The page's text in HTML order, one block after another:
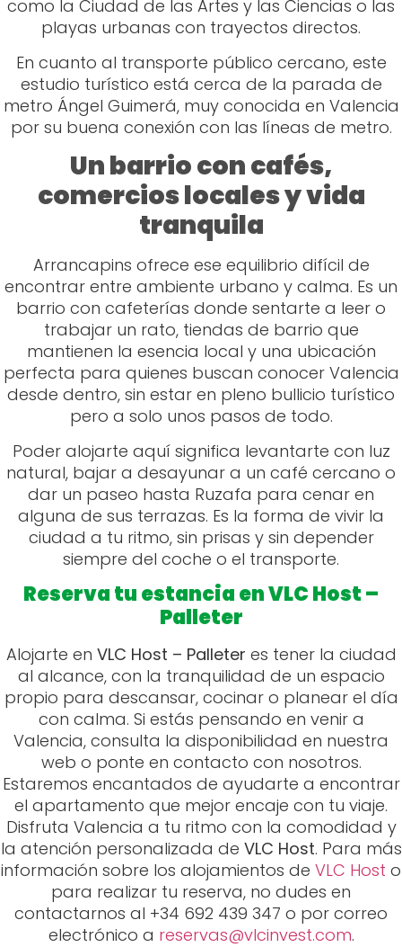
como la Ciudad de las Artes y las Ciencias o las
playas urbanas con trayectos directos.
En cuanto al transporte público cercano, este
estudio turístico está cerca de la parada de
metro Ángel Guimerá, muy conocida en Valencia
por su buena conexión con las líneas de metro.
Un barrio con cafés,
comercios locales y vida
tranquila
Arrancapins ofrece ese equilibrio difícil de
encontrar entre ambiente urbano y calma. Es un
barrio con cafeterías donde sentarte a leer o
trabajar un rato, tiendas de barrio que
mantienen la esencia local y una ubicación
perfecta para quienes buscan conocer Valencia
desde dentro, sin estar en pleno bullicio turístico
pero a solo unos pasos de todo.
Poder alojarte aquí significa levantarte con luz
natural, bajar a desayunar a un café cercano o
dar un paseo hasta Ruzafa para cenar en
alguna de sus terrazas. Es la forma de vivir la
ciudad a tu ritmo, sin prisas y sin depender
siempre del coche o el transporte.
Reserva tu estancia en VLC Host –
Palleter
Alojarte en VLC Host – Palleter es tener la ciudad
al alcance, con la tranquilidad de un espacio
propio para descansar, cocinar o planear el día
con calma. Si estás pensando en venir a
Valencia, consulta la disponibilidad en nuestra
web o ponte en contacto con nosotros.
Estaremos encantados de ayudarte a encontrar
el apartamento que mejor encaje con tu viaje.
Disfruta Valencia a tu ritmo con la comodidad y
la atención personalizada de VLC Host. Para más
información sobre los alojamientos de VLC Host o
para realizar tu reserva, no dudes en
contactarnos al +34 692 439 347 o por correo
electrónico a reservas@vlcinvest.com.